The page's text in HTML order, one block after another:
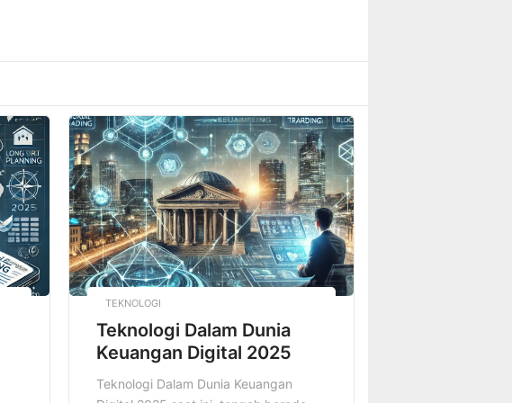
TEKNOLOGI
Teknologi Dalam Dunia
Keuangan Digital 2025
Teknologi Dalam Dunia Keuangan